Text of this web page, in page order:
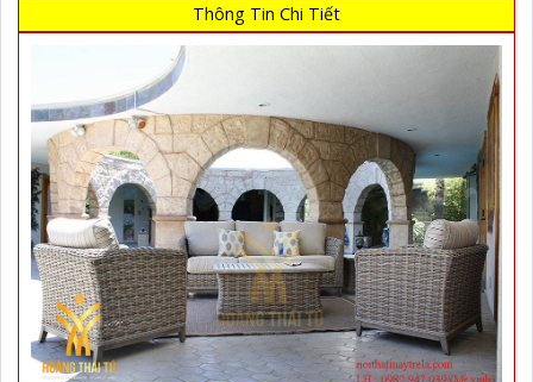
Thông Tin Chi Tiết